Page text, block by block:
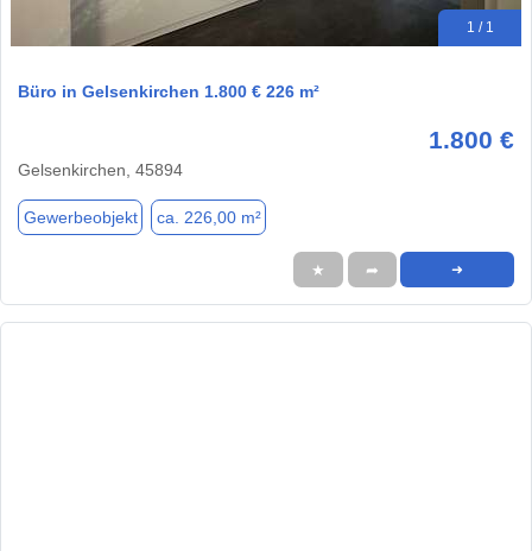
1 / 1
Büro in Gelsenkirchen 1.800 € 226 m²
1.800 €
Gelsenkirchen, 45894
Gewerbeobjekt ca. 226,00 m²
★ ➦ ➜